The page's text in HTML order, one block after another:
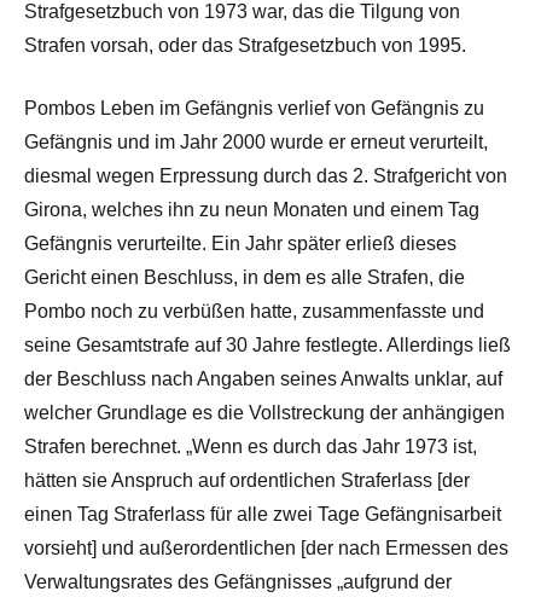
Strafgesetzbuch von 1973 war, das die Tilgung von
Strafen vorsah, oder das Strafgesetzbuch von 1995.
Pombos Leben im Gefängnis verlief von Gefängnis zu
Gefängnis und im Jahr 2000 wurde er erneut verurteilt,
diesmal wegen Erpressung durch das 2. Strafgericht von
Girona, welches ihn zu neun Monaten und einem Tag
Gefängnis verurteilte. Ein Jahr später erließ dieses
Gericht einen Beschluss, in dem es alle Strafen, die
Pombo noch zu verbüßen hatte, zusammenfasste und
seine Gesamtstrafe auf 30 Jahre festlegte. Allerdings ließ
der Beschluss nach Angaben seines Anwalts unklar, auf
welcher Grundlage es die Vollstreckung der anhängigen
Strafen berechnet. „Wenn es durch das Jahr 1973 ist,
hätten sie Anspruch auf ordentlichen Straferlass [der
einen Tag Straferlass für alle zwei Tage Gefängnisarbeit
vorsieht] und außerordentlichen [der nach Ermessen des
Verwaltungsrates des Gefängnisses „aufgrund der